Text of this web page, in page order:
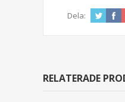
Dela:
RELATERADE